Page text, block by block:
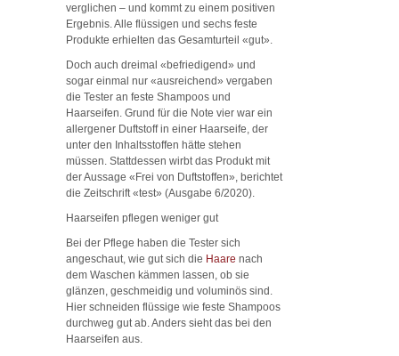
verglichen – und kommt zu einem positiven
Ergebnis. Alle flüssigen und sechs feste
Produkte erhielten das Gesamturteil «gut».
Doch auch dreimal «befriedigend» und
sogar einmal nur «ausreichend» vergaben
die Tester an feste Shampoos und
Haarseifen. Grund für die Note vier war ein
allergener Duftstoff in einer Haarseife, der
unter den Inhaltsstoffen hätte stehen
müssen. Stattdessen wirbt das Produkt mit
der Aussage «Frei von Duftstoffen», berichtet
die Zeitschrift «test» (Ausgabe 6/2020).
Haarseifen pflegen weniger gut
Bei der Pflege haben die Tester sich
angeschaut, wie gut sich die Haare nach
dem Waschen kämmen lassen, ob sie
glänzen, geschmeidig und voluminös sind.
Hier schneiden flüssige wie feste Shampoos
durchweg gut ab. Anders sieht das bei den
Haarseifen aus.